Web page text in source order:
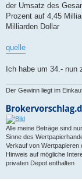
der Umsatz des
Prozent auf 4,45
Milliarden Dollar
quelle
Ich habe um 34.- nun
Der Gewinn liegt im
Alle meine Beträge sind
Sinne des
Verkauf von Wertpapieren
Hinweis auf mögliche
privaten Depot enthalten